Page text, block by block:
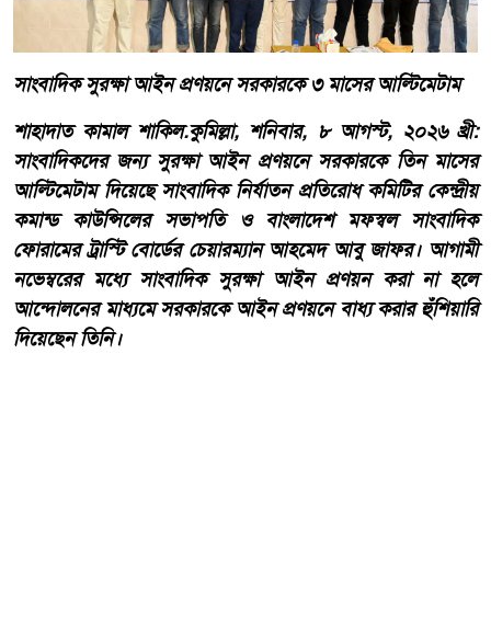
সাংবাদিক সুরক্ষা আইন প্রণয়নে সরকারকে ৩ মাসের আল্টিমেটাম
শাহাদাত কামাল শাকিল.কুমিল্লা, শনিবার, ৮ আগস্ট, ২০২৬ খ্রী:
সাংবাদিকদের জন্য সুরক্ষা আইন প্রণয়নে সরকারকে তিন মাসের
আল্টিমেটাম দিয়েছে সাংবাদিক নির্যাতন প্রতিরোধ কমিটির কেন্দ্রীয়
কমান্ড কাউন্সিলের সভাপতি ও বাংলাদেশ মফস্বল সাংবাদিক
ফোরামের ট্রাস্টি বোর্ডের চেয়ারম্যান আহমেদ আবু জাফর। আগামী
নভেম্বরের মধ্যে সাংবাদিক সুরক্ষা আইন প্রণয়ন করা না হলে
আন্দোলনের মাধ্যমে সরকারকে আইন প্রণয়নে বাধ্য করার হুঁশিয়ারি
দিয়েছেন তিনি।